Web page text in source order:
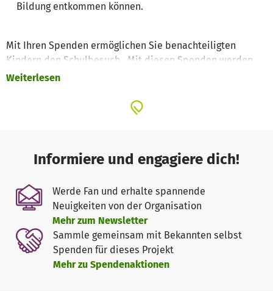
Bildung entkommen können.
Mit Ihren Spenden ermöglichen Sie benachteiligten
Kindern den Schulbesuch . Mit diesen Spenden werden
die Schulgebühren, Schulmaterialien und warmes
Weiterlesen
Informiere und engagiere dich!
Werde Fan und erhalte spannende
Neuigkeiten von der Organisation
Mehr zum Newsletter
Sammle gemeinsam mit Bekannten selbst
Spenden für dieses Projekt
Mehr zu Spendenaktionen